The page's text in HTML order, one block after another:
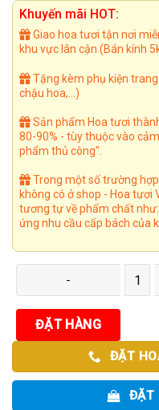
là:
1.200.000₫.
Khuyến mãi HOT:
Giao hoa tươi tận nơi
khu vực lân cận (Bán kính
Tặng kèm phụ kiện
chậu hoa,...)
Sản phẩm Hoa tươi
80-90% - tùy thuộc vào
phẩm thủ công".
Trong một số trường
không có ở shop - Hoa tươi
tương tự về phẩm chất
ứng nhu cầu cấp bách của
ĐẶT HÀNG
ĐẶT
ĐẶT